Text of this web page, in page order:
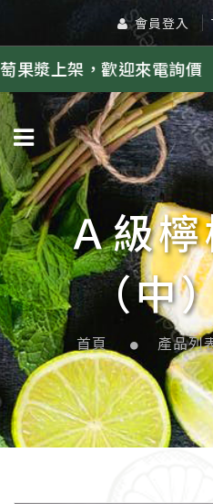
會員登入
電詢價 點擊 ／新
Ａ級
（中
首頁 產品列